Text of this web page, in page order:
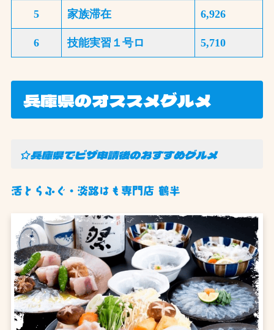
5 家族滞在 6,926
6 技能実習１号ロ 5,710
兵庫県のオススメグルメ
☆兵庫県でビザ申請後のおすすめグルメ
活とらふぐ・淡路はも専門店 鶴半